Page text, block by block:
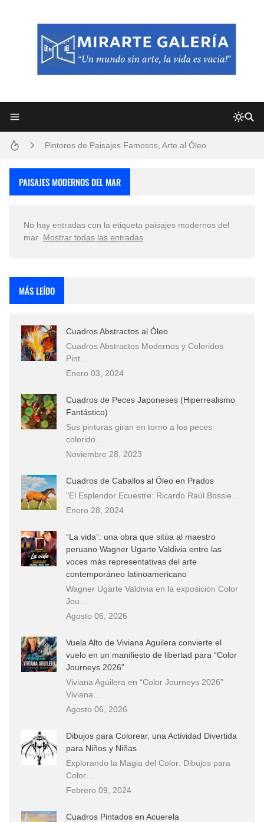
Pintores de Paisajes Famosos, Arte al Óleo
Que significan los cuadros de negras africanas?
El mundo del arte en pintura surrealista
PAISAJES MODERNOS DEL MAR
No hay entradas con la etiqueta paisajes modernos del
mar Mostrar todas las entradas
MÁS LEÍDO
Cuadros Abstractos al Óleo
Cuadros Abstractos Modernos y Coloridos
Pint…
Enero 03, 2024
Cuadros de Peces Japoneses (Hiperrealismo
Fantástico)
Sus pinturas giran en torno a los peces
colorido…
Noviembre 28, 2023
Cuadros de Caballos al Óleo en Prados
"El Esplendor Ecuestre: Ricardo Raúl Bossie…
Enero 28, 2024
“La vida”: una obra que sitúa al maestro
peruano Wagner Ugarte Valdivia entre las
voces más representativas del arte
contemporáneo latinoamericano
Wagner Ugarte Valdivia en la exposición Color
Jou…
Agosto 06, 2026
Vuela Alto de Viviana Aguilera convierte el
vuelo en un manifiesto de libertad para “Color
Journeys 2026”
Viviana Aguilera en “Color Journeys 2026”
Viviana…
Agosto 06, 2026
Dibujos para Colorear, una Actividad Divertida
para Niños y Niñas
Explorando la Magia del Color: Dibujos para
Color…
Febrero 09, 2024
Cuadros Pintados en Acuerela